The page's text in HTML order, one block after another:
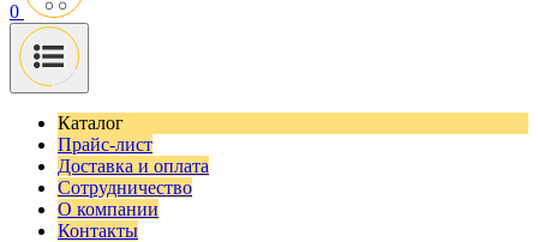
0
Каталог
Прайс-лист
Доставка и оплата
Сотрудничество
О компании
Контакты